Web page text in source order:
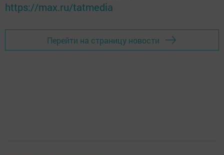
https://max.ru/tatmedia
Перейти на страницу новости